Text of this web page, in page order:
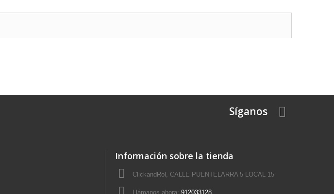
Síganos
Información sobre la tienda
ClickandRol, CALLE PUENTELARRA 5 LOCAL 15
Llámanos ahora: 912033128